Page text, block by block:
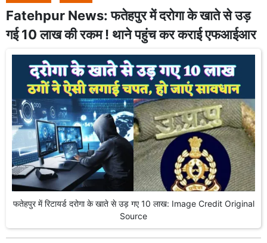
Fatehpur News: फतेहपुर में दरोगा के खाते से उड़
गई 10 लाख की रकम ! थाने पहुंच कर कराई एफआईआर
फतेहपुर में रिटायर्ड दरोगा के खाते से उड़ गए 10 लाख: Image Credit Original
Source